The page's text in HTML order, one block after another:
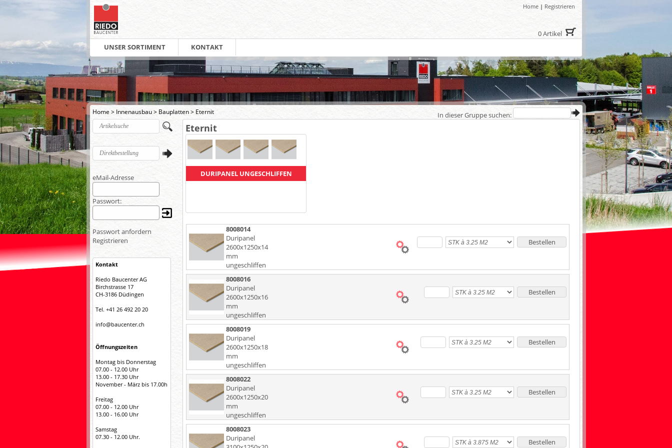
0 Artikel
Home | Registrieren
UNSER SORTIMENT KONTAKT
Home > Innenausbau> Bauplatten> Eternit
eMail-Adresse
Passwort:
Passwort anfordern
Registrieren
Kontakt
Riedo Baucenter AG
Birchstrasse 17
CH-3186 Düdingen
Tel. +41 26 492 20 20
info@baucenter.ch
Öffnungszeiten
Montag bis Donnerstag
07.00 - 12.00 Uhr
13.00 - 17.30 Uhr
November - März bis 17.00h
Freitag
07.00 - 12.00 Uhr
13.00 - 16.00 Uhr
Samstag
07.30 - 12.00 Uhr.
In dieser Gruppe suchen:
Eternit
DURIPANEL UNGESCHLIFFEN
8008014
Duripanel
2600x1250x14
mm
ungeschliffen
Bestellen
8008016
Duripanel
2600x1250x16
mm
ungeschliffen
Bestellen
8008019
Duripanel
2600x1250x18
mm
ungeschliffen
Bestellen
8008022
Duripanel
2600x1250x20
mm
ungeschliffen
Bestellen
8008023
Duripanel
Bestellen